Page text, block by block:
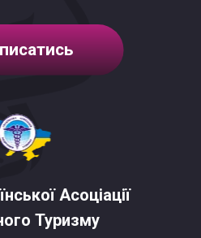
Асоціації
Туризму